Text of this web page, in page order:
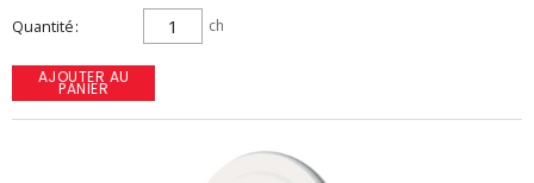
Quantité ch
AJOUTER AU
PANIER